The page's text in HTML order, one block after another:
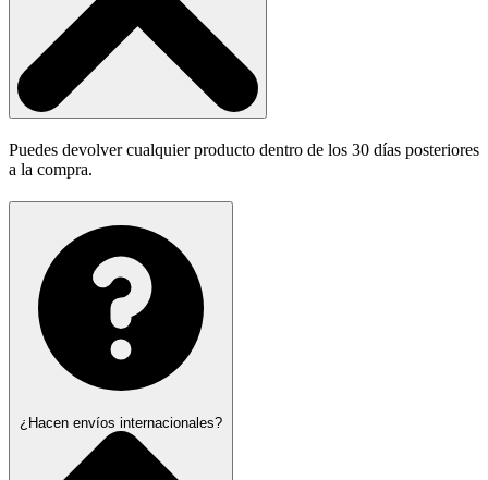
Puedes devolver cualquier producto dentro de los 30 días posteriores
a la compra.
¿Hacen envíos internacionales?